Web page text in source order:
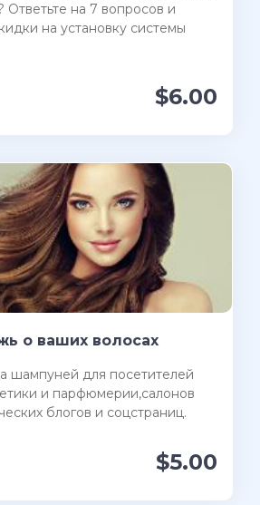
Ответьте на 7 вопросов и
на установку системы
$6.00
о ваших волосах
шампуней для посетителей
и парфюмерии,салонов
блогов и соцстраниц.
$5.00